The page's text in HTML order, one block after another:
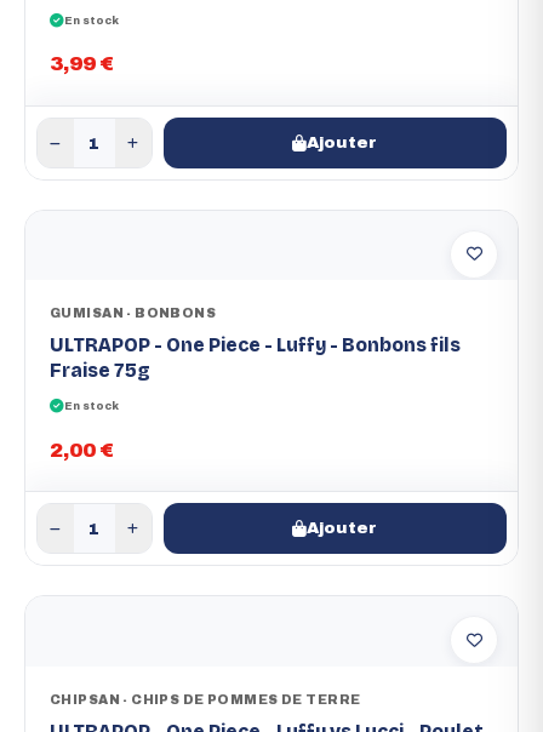
En stock
3,99 €
Ajouter
GUMISAN - BONBONS
ULTRAPOP - One Piece - Luffy - Bonbons fils
Fraise 75g
En stock
2,00 €
Ajouter
CHIPSAN - CHIPS DE POMMES DE TERRE